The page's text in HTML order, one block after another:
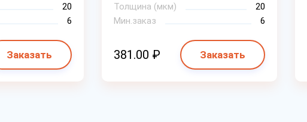
20
6
Заказать
Толщина (мкм)
20
Мин.заказ
6
381.00 ₽ Заказать